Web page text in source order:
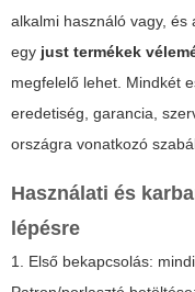
alkalmi használó vagy,
egy just termékek
megfelelő lehet. Mindkét
eredetiség, garancia,
országra vonatkozó
Használati és
lépésre
1. Első bekapcsolás: